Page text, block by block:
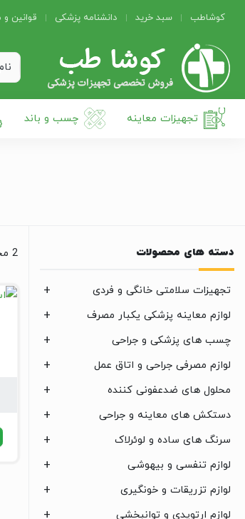
کوشاطب سبد خرید دانشنامه پزشکی قوانین و
تجهیزات معاینه چسب و باند
دسته های محصولات
تجهیزات سلامتی خانگی و فردی
لوازم معاینه پزشکی یکبار مصرف
چسب های پزشکی و جراحی
لوازم مصرفی جراحی و اتاق عمل
محلول های ضدعفونی کننده
دستکش های معاینه و جراحی
سرنگ های ساده و لوئرلاک
لوازم تنفسی و بیهوشی
لوازم تزریقات و خونگیری
لوازم ارتوپدی و توانبخشی
2 محصول موجود است